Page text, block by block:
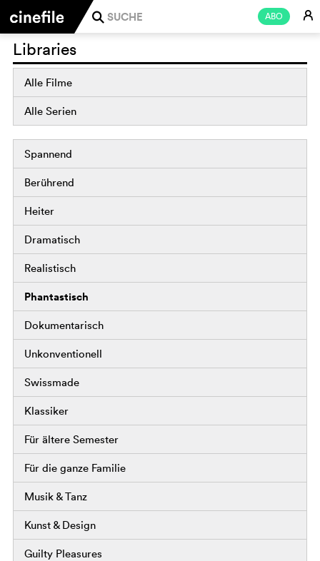
ABO E
j
Libraries
Alle Filme
Alle Serien
Spannend
Berührend
Heiter
Dramatisch
Realistisch
Phantastisch
Dokumentarisch
Unkonventionell
Swissmade
Klassiker
Für ältere Semester
Für die ganze Familie
Musik & Tanz
Kunst & Design
Guilty Pleasures